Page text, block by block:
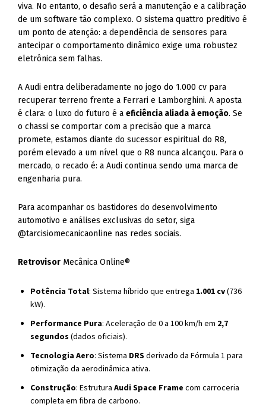
viva. No entanto, o desafio será a manutenção e a calibração
de um software tão complexo. O sistema quattro preditivo é
um ponto de atenção: a dependência de sensores para
antecipar o comportamento dinâmico exige uma robustez
eletrônica sem falhas.
A Audi entra deliberadamente no jogo do 1.000 cv para
recuperar terreno frente a Ferrari e Lamborghini. A aposta
é clara: o luxo do futuro é aeficiência aliada à emoção. Se
o chassi se comportar com a precisão que a marca
promete, estamos diante do sucessor espiritual do R8,
porém elevado a um nível que o R8 nunca alcançou. Para o
mercado, o recado é: a Audi continua sendo uma marca de
engenharia pura.
Para acompanhar os bastidores do desenvolvimento
automotivo e análises exclusivas do setor, siga
@tarcisiomecanicaonline nas redes sociais.
Retrovisor Mecânica Online®
Potência Total: Sistema híbrido que entrega 1.001 cv(736
kW).
Performance Pura: Aceleração de 0 a 100 km/h em 2,7
segundos (dados oficiais).
Tecnologia Aero: Sistema DRS derivado da Fórmula 1 para
otimização da aerodinâmica ativa.
Construção: EstruturaAudi Space Frame com carroceria
completa em fibra de carbono.